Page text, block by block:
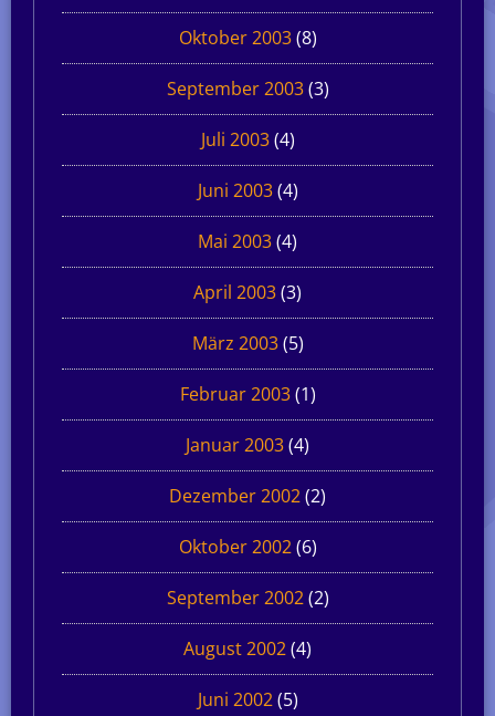
Oktober 2003(8)
September 2003(3)
Juli 2003(4)
Juni 2003(4)
Mai 2003(4)
April 2003(3)
März 2003(5)
Februar 2003(1)
Januar 2003(4)
Dezember 2002(2)
Oktober 2002(6)
September 2002(2)
August 2002(4)
Juni 2002(5)